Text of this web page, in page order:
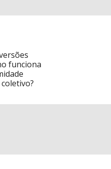
funciona